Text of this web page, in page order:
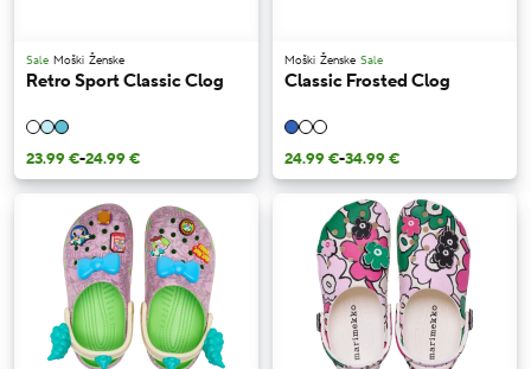
Sale Moški Ženske
Retro Sport Classic Clog
23.99 €-24.99 €
Moški Ženske Sale
Classic Frosted Clog
24.99 €-34.99 €